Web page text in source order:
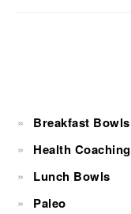
Breakfast Bowls
Health Coaching
Lunch Bowls
Paleo